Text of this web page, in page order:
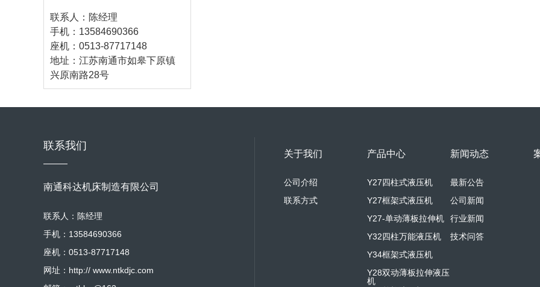
联系人：陈经理
手机：13584690366
座机：0513-87717148
地址：江苏南通市如皋下原镇
兴原南路28号
联系我们
南通科达机床制造有限公司
联系人：陈经理
手机：13584690366
座机：0513-87717148
网址：http:// www.ntkdjc.com
关于我们
公司介绍
联系方式
产品中心
Y27四柱式液压机
Y27框架式液压机
Y27-单动薄板拉伸机
Y32四柱万能液压机
Y34框架式液压机
Y28双动薄板拉伸液压
机
新闻动态
最新公告
公司新闻
行业新闻
技术问答